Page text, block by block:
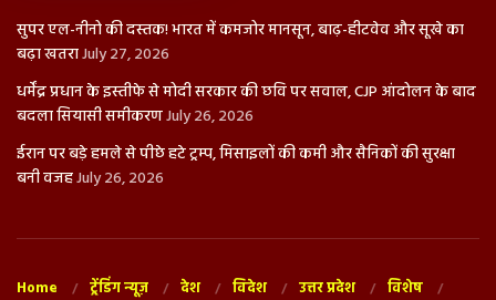
सुपर एल-नीनो की दस्तक! भारत में कमजोर मानसून, बाढ़-हीटवेव और सूखे का
बढ़ा खतराJuly 27, 2026
धर्मेंद्र प्रधान के इस्तीफे से मोदी सरकार की छवि पर सवाल, CJP आंदोलन के बाद
बदला सियासी समीकरणJuly 26, 2026
ईरान पर बड़े हमले से पीछे हटे ट्रम्प, मिसाइलों की कमी और सैनिकों की सुरक्षा
बनी वजहJuly 26, 2026
Home ट्रेंडिंग न्यूज़ देश विदेश उत्तर प्रदेश
विशेष